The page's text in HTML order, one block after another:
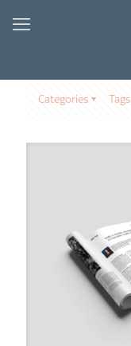
Categories Tags